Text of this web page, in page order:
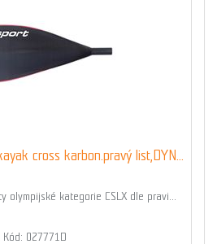
cross karbon.pravý list,DYN...
olympijské kategorie CSLX dle pravi...
Kód: 027771D